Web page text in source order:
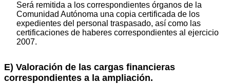
Será remitida a los correspondientes órganos de la
Comunidad Autónoma una copia certificada de los
expedientes del personal traspasado, así como las
certificaciones de haberes correspondientes al ejercicio
2007.
E) Valoración de las cargas financieras
correspondientes a la ampliación.